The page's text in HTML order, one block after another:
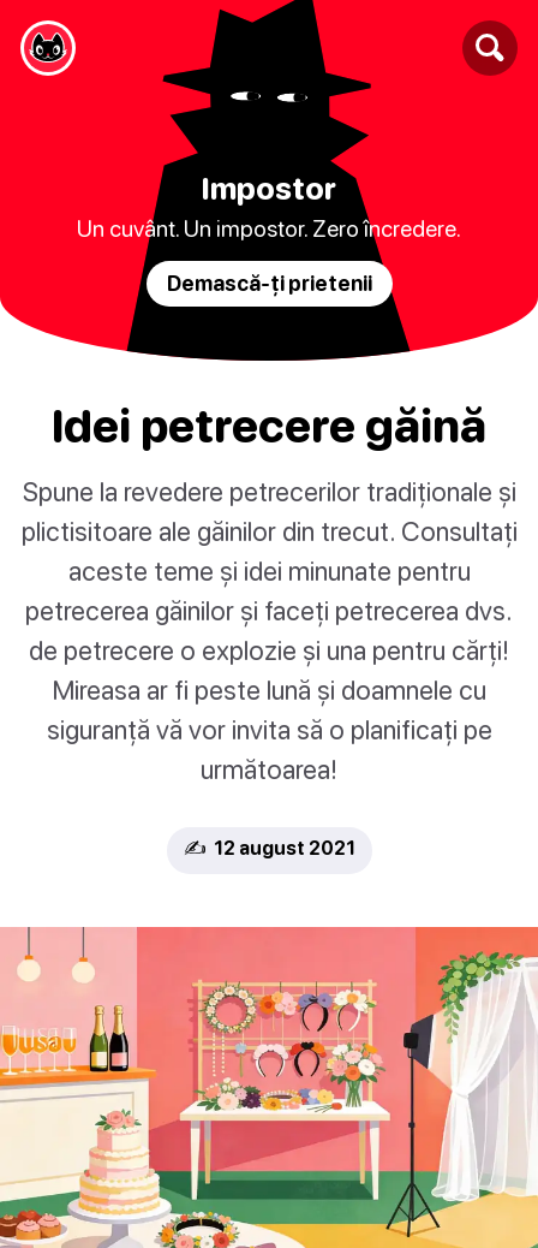
Impostor
Un cuvânt. Un impostor. Zero încredere.
Demască-ți prietenii
Idei petrecere găină
Spune la revedere petrecerilor tradiționale și
plictisitoare ale găinilor din trecut. Consultați
aceste teme și idei minunate pentru
petrecerea găinilor și faceți petrecerea dvs.
de petrecere o explozie și una pentru cărți!
Mireasa ar fi peste lună și doamnele cu
siguranță vă vor invita să o planificați pe
următoarea!
✍️ 12 august 2021